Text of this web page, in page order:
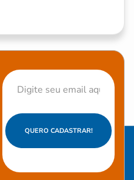
QUERO CADASTRAR!